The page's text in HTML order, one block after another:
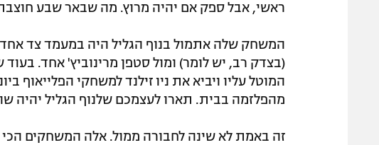
ראשי, אבל ספק אם יהיה מרוץ. מה שבאר שבע
המשחק שלה אתמול בנוף הגליל היה במעמד צד
(בצדק רב, יש לומר) ומול סטפן מרינוביץ' אחד.
המוטל עליו ויביא את ניו זילנד למשחקי הפלייאוף
מהפלזמה בבית. תארו לעצמכם שלנוף הגליל יהיה
זה באמת לא שינה לחבורה ממול. אלה המשחקים